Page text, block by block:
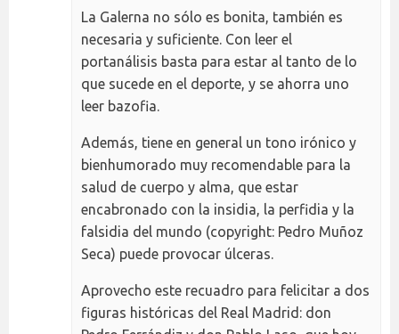
La Galerna no sólo es bonita, también es
necesaria y suficiente. Con leer el
portanálisis basta para estar al tanto de lo
que sucede en el deporte, y se ahorra uno
leer bazofia.
Además, tiene en general un tono irónico y
bienhumorado muy recomendable para la
salud de cuerpo y alma, que estar
encabronado con la insidia, la perfidia y la
falsidia del mundo (copyright: Pedro Muñoz
Seca) puede provocar úlceras.
Aprovecho este recuadro para felicitar a dos
figuras históricas del Real Madrid: don